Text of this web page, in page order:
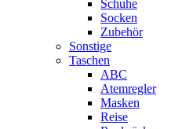
Schuhe
Socken
Zubehör
Sonstige
Taschen
ABC
Atemregler
Masken
Reise